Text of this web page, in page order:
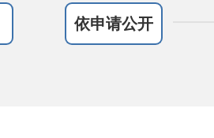
依申请公开